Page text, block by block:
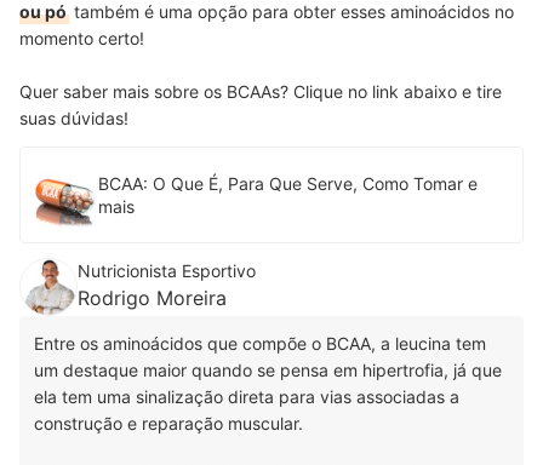
ou pó também é uma opção para obter esses aminoácidos no
momento certo!
Quer saber mais sobre os BCAAs? Clique no link abaixo e tire
suas dúvidas!
BCAA: O Que É, Para Que Serve, Como Tomar e
mais
Nutricionista Esportivo
Rodrigo Moreira
Entre os aminoácidos que compõe o BCAA, a leucina tem
um destaque maior quando se pensa em hipertrofia, já que
ela tem uma sinalização direta para vias associadas a
construção e reparação muscular.